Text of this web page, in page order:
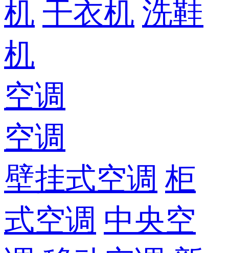
机 干衣机 洗鞋
机
空调
空调
壁挂式空调 柜
式空调 中央空